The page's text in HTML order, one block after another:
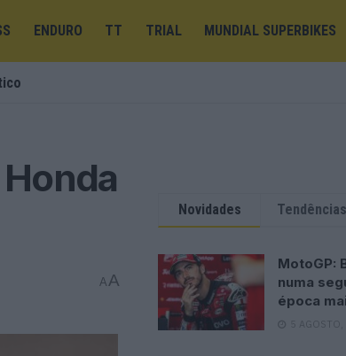
ENDURO TT TRIAL MUNDIAL SUPERBIKES
AA
Novidades Tendências
MotoGP:
numa
época
5 AGOSTO,